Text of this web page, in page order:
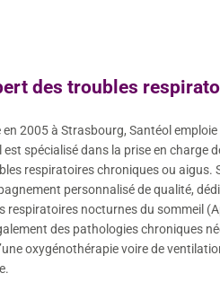
des troubles
en 2005 à Strasbourg, Santéol
est spécialisé dans la prise en charge
respiratoires chroniques ou aigus.
personnalisé de qualité,
respiratoires nocturnes du sommeil
des pathologies chroniques
oxygénothérapie voire de